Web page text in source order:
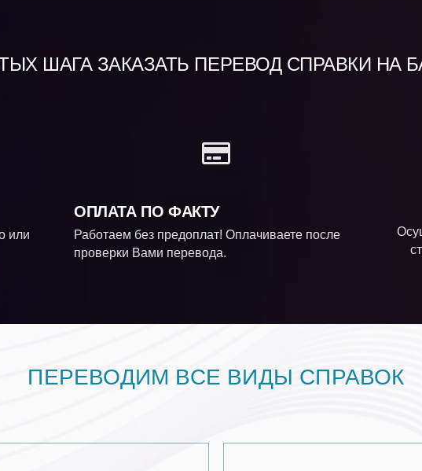
ШАГА ЗАКАЗАТЬ ПЕРЕВОД СПРАВКИ НА
или
ОПЛАТА ПО ФАКТУ
Работаем без предоплат! Оплачиваете после
проверки Вами перевода.
ПЕРЕВОДИМ ВСЕ ВИДЫ СПРАВОК